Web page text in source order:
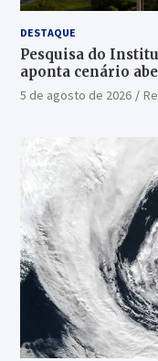
DESTAQUE
Pesquisa do
aponta cenário
5 de agosto de 2026